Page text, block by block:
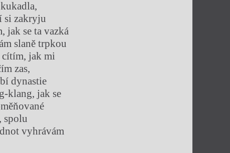
si zakryju
jak se ta vazká
slaně trpkou
cítím, jak mi
zas,
dynastie
klang, jak se
spolu
vyhrávám